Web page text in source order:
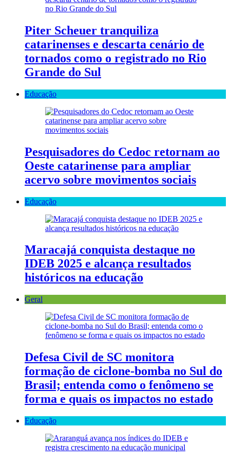
Piter Scheuer tranquiliza
catarinenses e descarta cenário de
tornados como o registrado no Rio
Grande do Sul
Educação
Pesquisadores do Cedoc retornam ao
Oeste catarinense para ampliar
acervo sobre movimentos sociais
Educação
Maracajá conquista destaque no
IDEB 2025 e alcança resultados
históricos na educação
Geral
Defesa Civil de SC monitora
formação de ciclone-bomba no Sul do
Brasil; entenda como o fenômeno se
forma e quais os impactos no estado
Educação